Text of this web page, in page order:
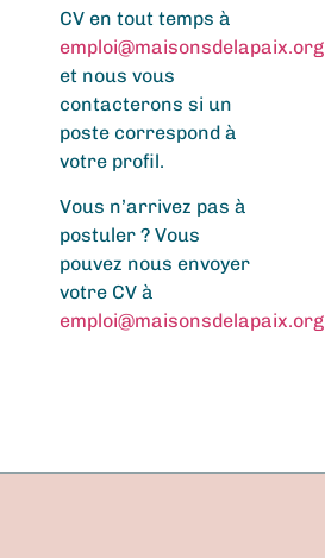
CV en tout temps à
emploi@maisonsdelapaix.org
et nous vous
contacterons si un
poste correspond à
votre profil.
Vous n’arrivez pas à
postuler ? Vous
pouvez nous envoyer
votre CV à
emploi@maisonsdelapaix.org